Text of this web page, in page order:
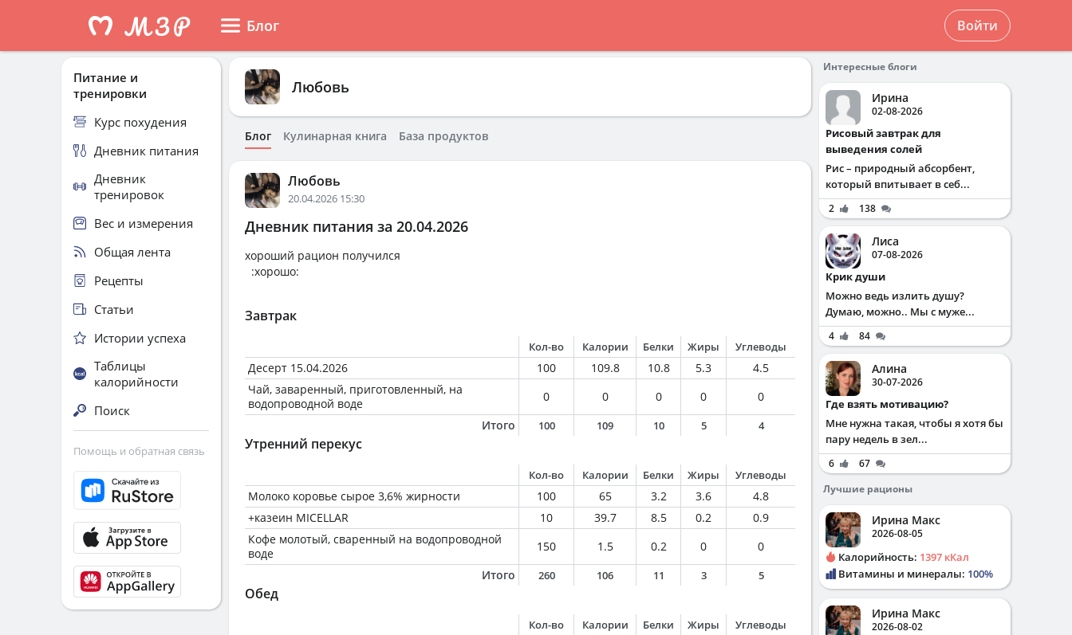
Блог Войти
Любовь
Блог Кулинарная книга База продуктов
Любовь
20.04.2026 15:30
Дневник питания за 20.04.2026
хороший рацион получился
:хорошо:
Завтрак
Кол-во Калории Белки Жиры Углеводы
Десерт 15.04.2026 100 109.8 10.8 5.3
4.5
Чай, заваренный, приготовленный, на
водопроводной воде
0 0 0 0
0
Итого
100 109 10 5 4
Утренний перекус
Кол-во Калории Белки Жиры Углеводы
Молоко коровье сырое 3,6% жирности 100 65 3.2 3.6
4.8
+казеин MICELLAR
10 39.7 8.5 0.2
0.9
Кофе молотый, сваренный на водопроводной
воде
150 1.5 0.2 0
0
Итого
260 106 11 3 5
Обед
Кол-во Калории Белки Жиры Углеводы
Питание и
тренировки
Курс похудения
Дневник питания
Дневник
тренировок
Вес и измерения
Общая лента
Рецепты
Статьи
Истории успеха
Таблицы
калорийности
Поиск
Помощь и обратная связь
Интересные блоги
Ирина
02-08-2026
Рисовый завтрак для
выведения солей
Рис – природный абсорбент,
который впитывает в себ...
2 138
Лиса
07-08-2026
Крик души
Можно ведь излить душу?
Думаю, можно.. Мы с муже...
4 84
Алина
30-07-2026
Где взять мотивацию?
Мне нужна такая, чтобы я хотя бы
пару недель в зел...
6
67
Лучшие рационы
Ирина Макс
2026-08-05
Калорийность: 1397 кКал
Витамины и минералы: 100%
Ирина Макс
2026-08-02